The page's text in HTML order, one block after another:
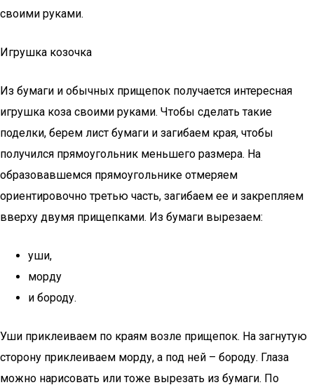
своими руками.
Игрушка козочка
Из бумаги и обычных прищепок получается интересная
игрушка коза своими руками. Чтобы сделать такие
поделки, берем лист бумаги и загибаем края, чтобы
получился прямоугольник меньшего размера. На
образовавшемся прямоугольнике отмеряем
ориентировочно третью часть, загибаем ее и закрепляем
вверху двумя прищепками. Из бумаги вырезаем:
уши,
морду
и бороду.
Уши приклеиваем по краям возле прищепок. На загнутую
сторону приклеиваем морду, а под ней – бороду. Глаза
можно нарисовать или тоже вырезать из бумаги. По